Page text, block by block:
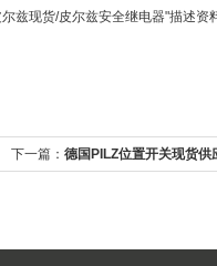
兹现货/皮尔兹安全继电器"描述
下一篇： 德国PILZ位置开关现货供